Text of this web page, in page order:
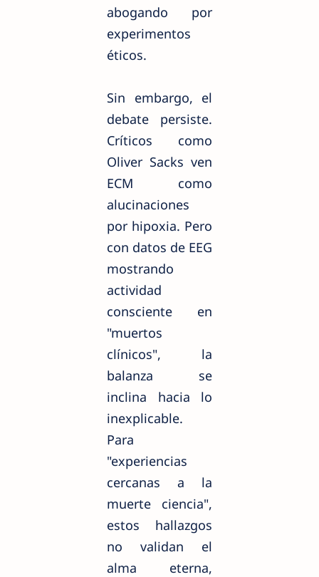
abogando por
experimentos
éticos.
Sin embargo, el
debate persiste.
Críticos como
Oliver Sacks ven
ECM como
alucinaciones
por hipoxia. Pero
con datos de EEG
mostrando
actividad
consciente en
"muertos
clínicos", la
balanza se
inclina hacia lo
inexplicable.
Para
"experiencias
cercanas a la
muerte ciencia",
estos hallazgos
no validan el
alma eterna,